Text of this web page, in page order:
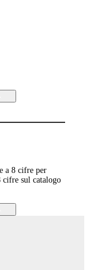
a 8 cifre per
sul catalogo